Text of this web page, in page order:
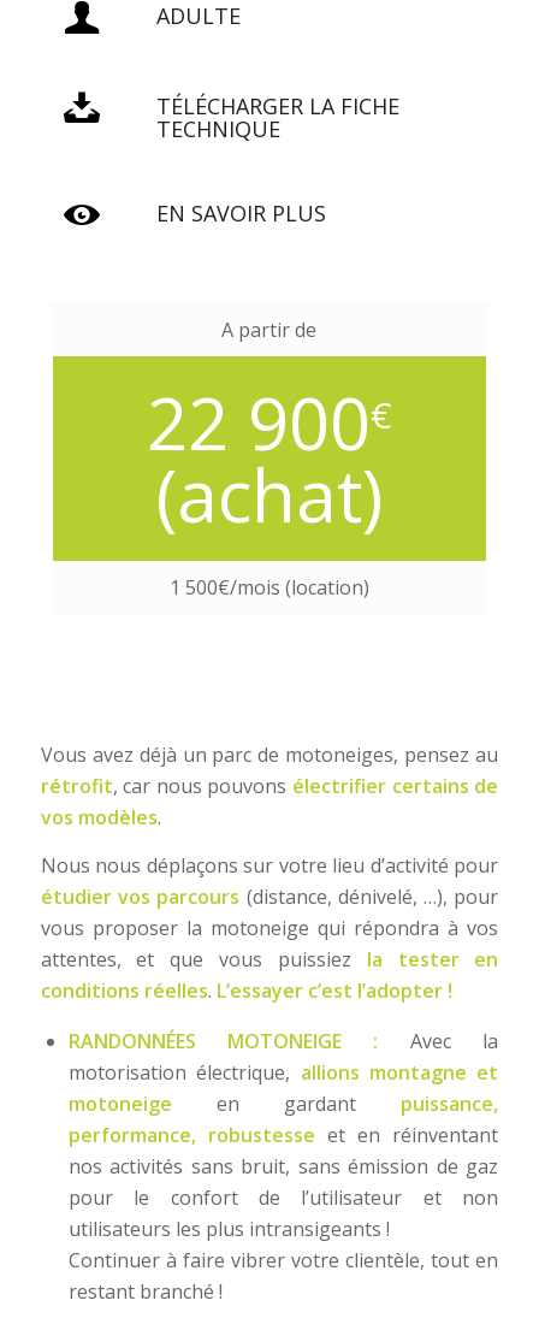
ADULTE
TÉLÉCHARGER LA FICHE
TECHNIQUE
EN SAVOIR PLUS
A partir de
22 900€
(achat)
1 500€/mois (location)
Vous avez déjà un parc de motoneiges, pensez au
rétrofit, car nous pouvons électrifier certains de
vos modèles.
Nous nous déplaçons sur votre lieu d’activité pour
étudier vos parcours (distance, dénivelé, …), pour
vous proposer la motoneige qui répondra à vos
attentes, et que vous puissiez la tester en
conditions réelles. L’essayer c’est l’adopter !
RANDONNÉES MOTONEIGE : Avec la
motorisation électrique, allions montagne et
motoneige en gardant puissance,
performance, robustesse et en réinventant
nos activités sans bruit, sans émission de gaz
pour le confort de l’utilisateur et non
utilisateurs les plus intransigeants !
Continuer à faire vibrer votre clientèle, tout en
restant branché !